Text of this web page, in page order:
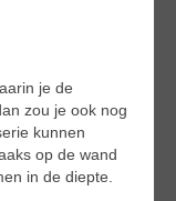
je de
zou je ook nog
kunnen
op de wand
in de diepte.